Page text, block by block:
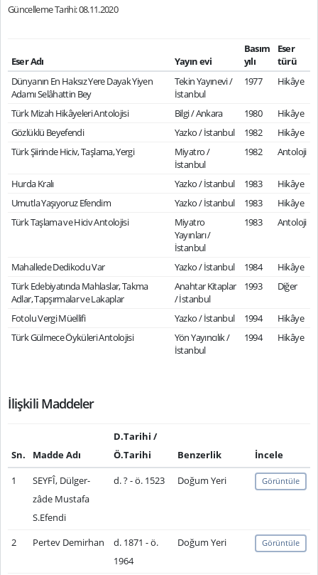
Güncelleme Tarihi: 08.11.2020
Eser Adı Yayın evi
Basım
yılı
Eser
türü
Dünyanın En Haksız Yere Dayak Yiyen
Adamı Selâhattin Bey
Tekin Yayınevi /
İstanbul
1977 Hikâye
Türk Mizah Hikâyeleri Antolojisi Bilgi / Ankara 1980
Hikâye
Gözlüklü Beyefendi
Yazko / İstanbul 1982
Hikâye
Türk Şiirinde Hiciv, Taşlama, Yergi
Miyatro /
İstanbul
1982 Antoloji
Hurda Kralı Yazko / İstanbul 1983
Hikâye
Umutla Yaşıyoruz Efendim
Yazko / İstanbul 1983
Hikâye
Türk Taşlama ve Hiciv Antolojisi
Miyatro
Yayınları /
İstanbul
1983 Antoloji
Mahallede Dedikodu Var Yazko / İstanbul 1984
Hikâye
Türk Edebiyatında Mahlaslar, Takma
Adlar, Tapşırmalar ve Lakaplar
Anahtar Kitaplar
/ İstanbul
1993 Diğer
Fotolu Vergi Müellifi Yazko / İstanbul 1994
Hikâye
Türk Gülmece Öyküleri Antolojisi
Yön Yayıncılık /
İstanbul
1994 Hikâye
İlişkili Maddeler
Sn. Madde Adı
D.Tarihi /
Ö.Tarihi
Benzerlik
İncele
1
SEYFÎ, Dülger-
zâde Mustafa
S.Efendi
d. ? - ö. 1523 Doğum Yeri Görüntüle
2 Pertev Demirhan
d. 1871 - ö.
1964
Doğum Yeri Görüntüle